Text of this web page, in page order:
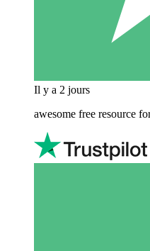
Il y a 2 jours
awesome free resource